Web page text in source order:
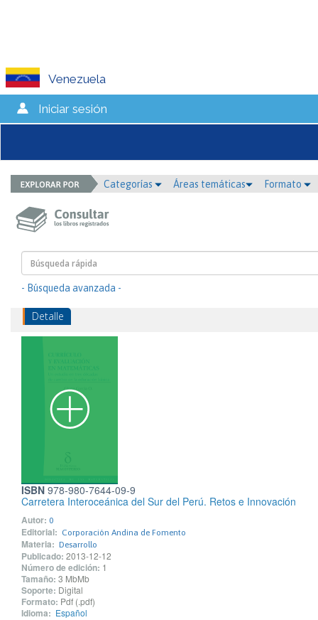
Venezuela
Iniciar sesión
Categorías Áreas temáticas Formato
- Búsqueda avanzada -
Detalle
ISBN 978-980-7644-09-9
Carretera Interoceánica del Sur del Perú. Retos e Innovación
Autor: 0
Editorial: Corporación Andina de Fomento
Materia: Desarrollo
Publicado: 2013-12-12
Número de edición: 1
Tamaño: 3 MbMb
Soporte: Digital
Formato: Pdf (.pdf)
Idioma: Español